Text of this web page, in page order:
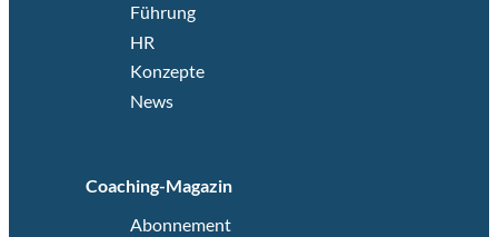
Führung
HR
Konzepte
News
Coaching-Magazin
Abonnement